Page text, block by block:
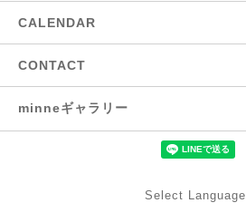
CALENDAR
CONTACT
minneギャラリー
Select Language